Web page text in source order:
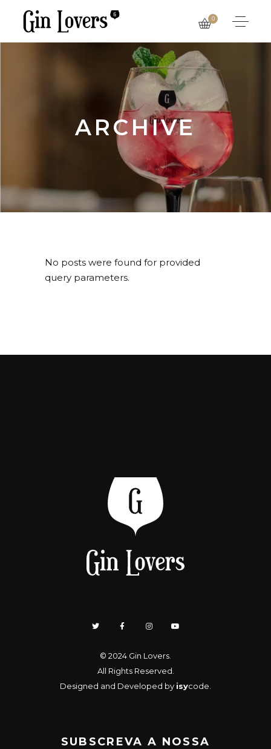
0
ARCHIVE
No posts were found for provided
query parameters.
© 2024 Gin Lovers
All Rights Reserved.
Designed and Developed by isycode
SUBSCREVA A NOSSA